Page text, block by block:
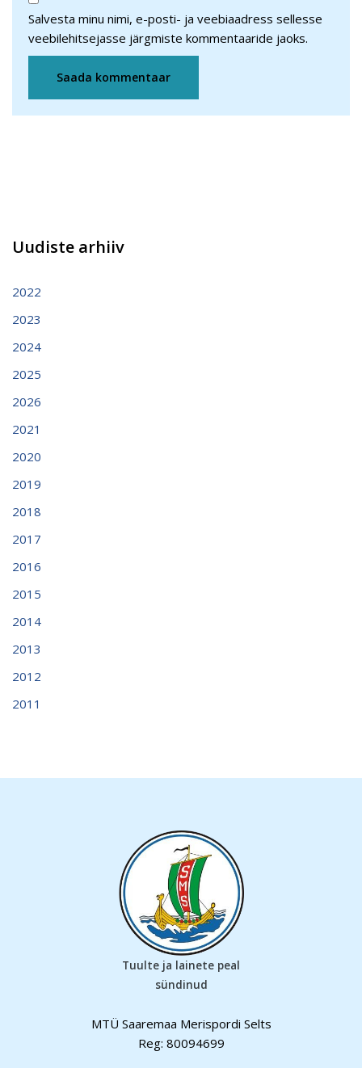
Salvesta minu nimi, e-posti- ja veebiaadress sellesse
veebilehitsejasse järgmiste kommentaaride jaoks.
Uudiste arhiiv
2022
2023
2024
2025
2026
2021
2020
2019
2018
2017
2016
2015
2014
2013
2012
2011
Tuulte ja lainete peal
sündinud
MTÜ Saaremaa Merispordi Selts
Reg: 80094699